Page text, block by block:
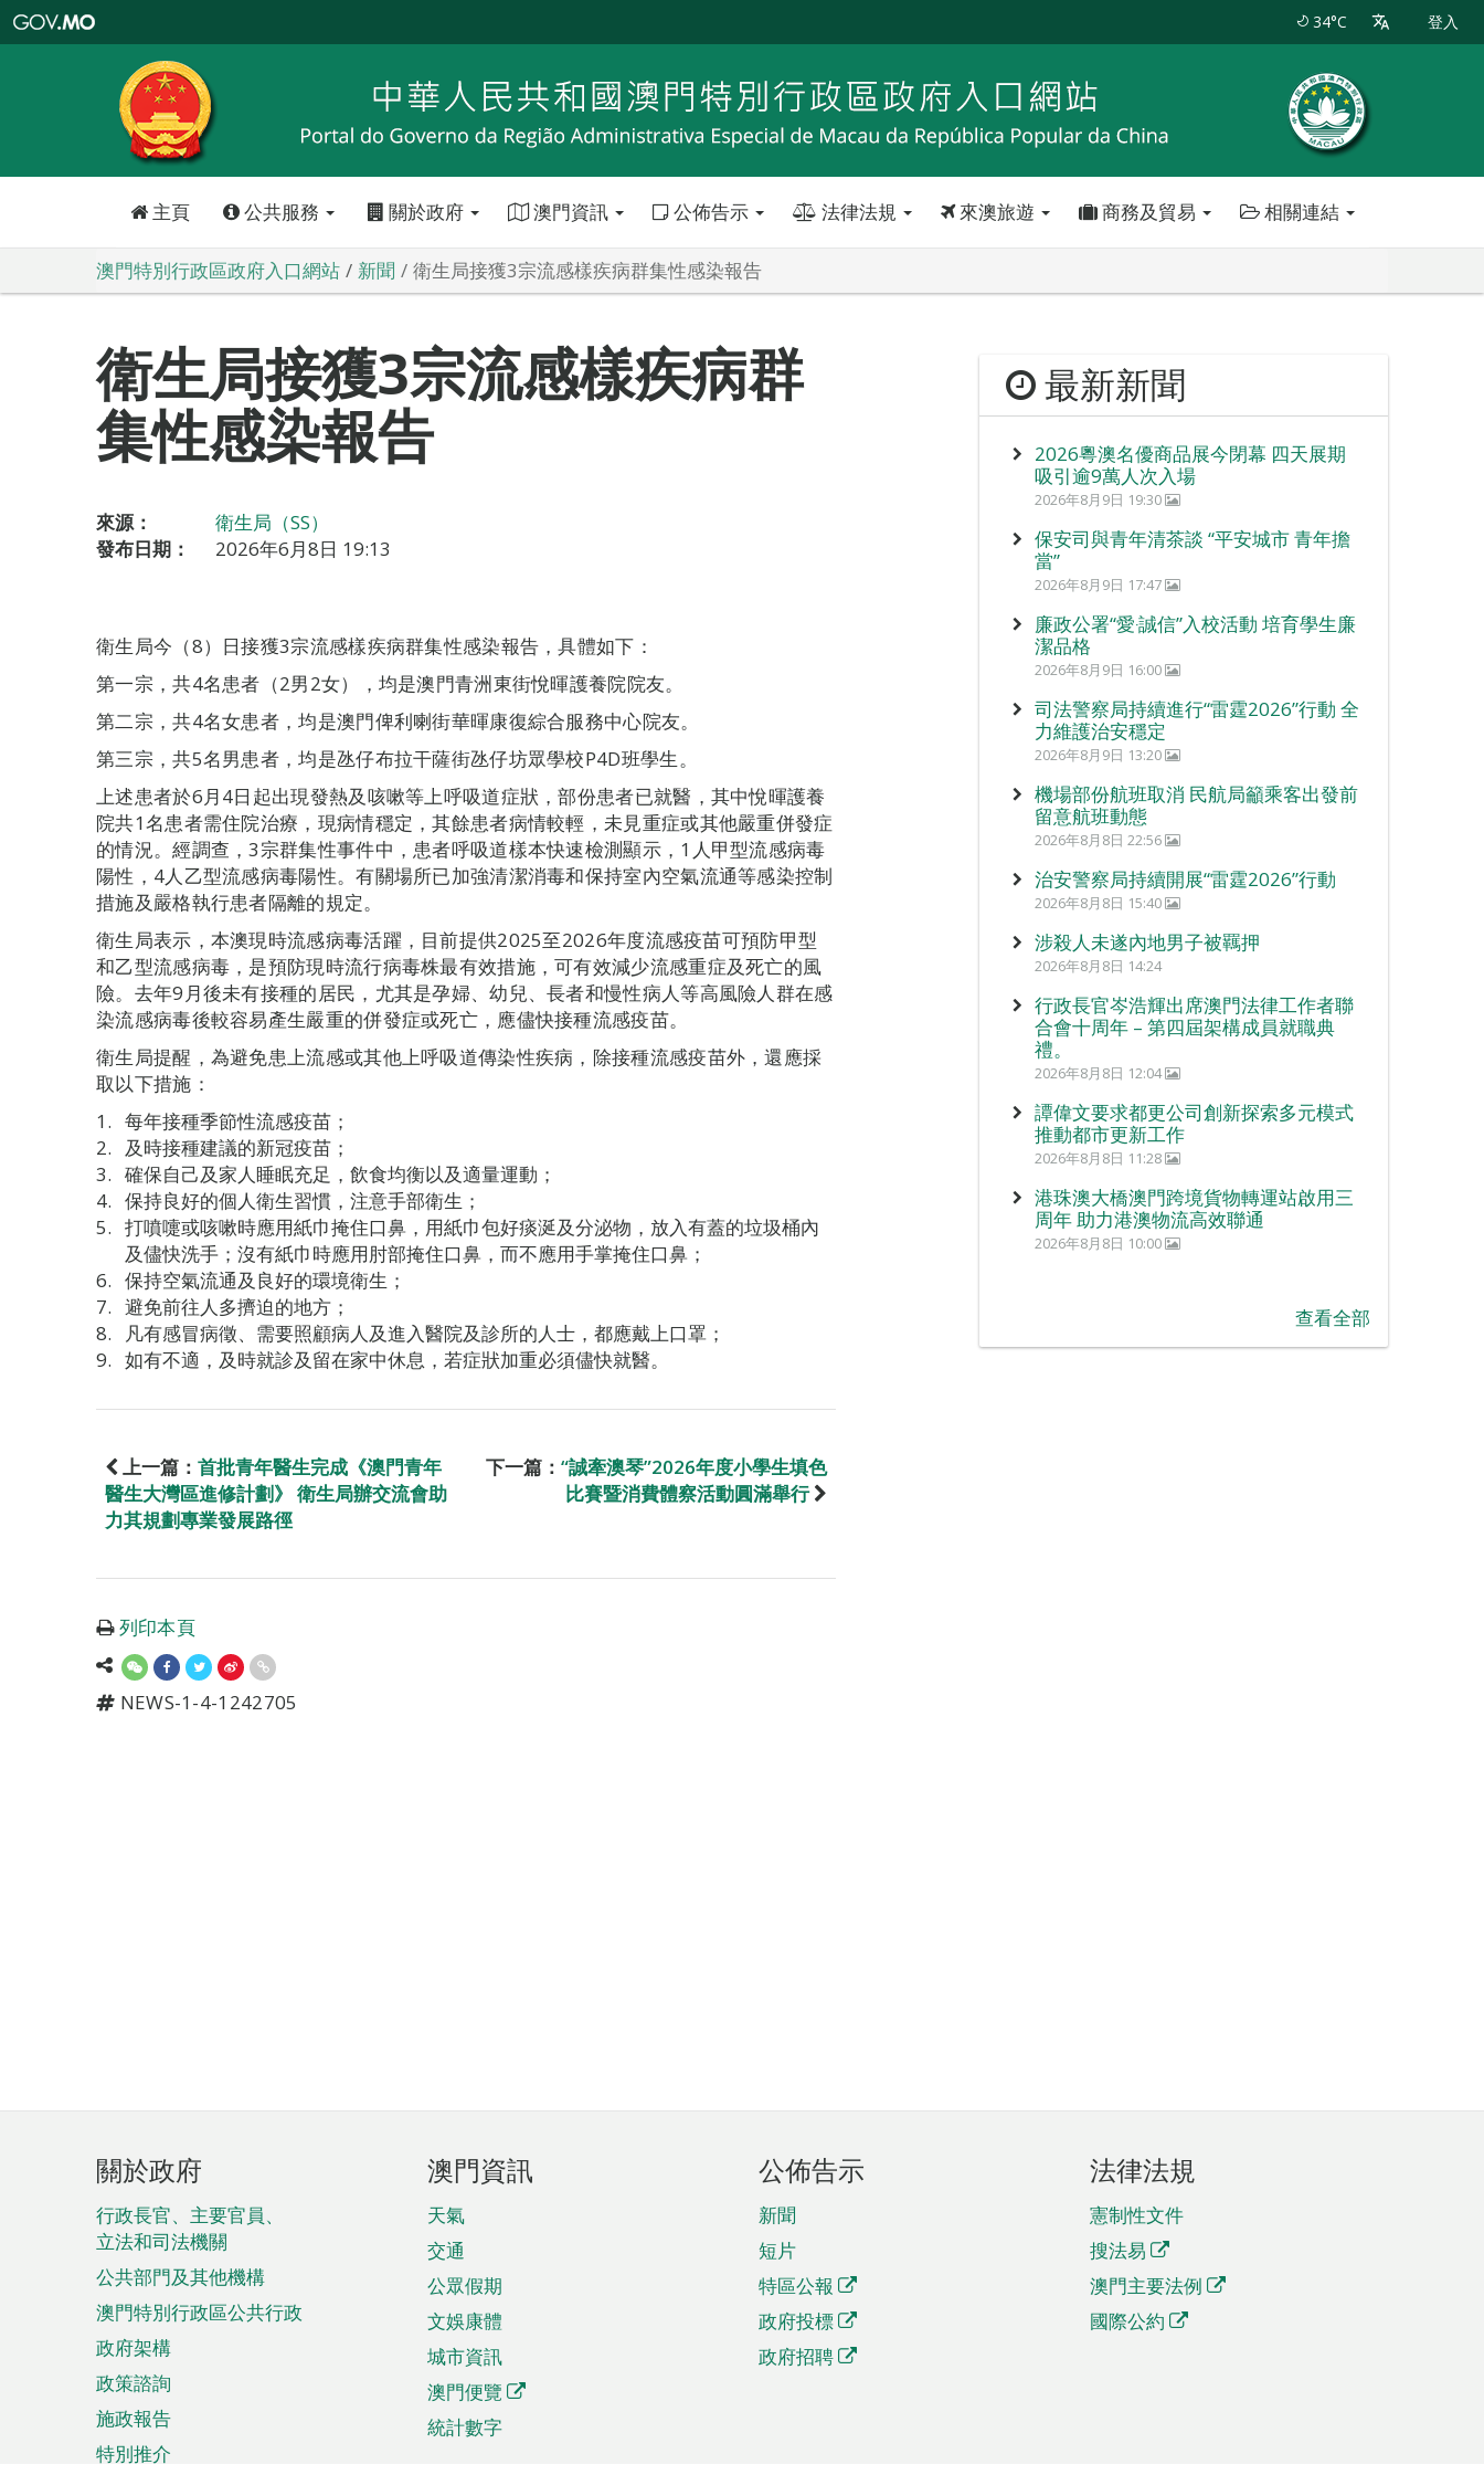
特
政
區
政
口
34°C 登入
主頁 公共服務 關於政府 澳門資訊 公佈告示 法律法規 來澳旅遊 商務及貿易 相關連結
澳門特別行政區政府入口網站 新聞 衛生局接獲3宗流感樣疾病群集性感染報告
衛生局接獲3宗流感樣疾病群
集性感染報告
來源：
衛生局（SS）
發布日期：
2026年6月8日 19:13
衛生局今（8）日接獲3宗流感樣疾病群集性感染報告，具體如下：
第一宗，共4名患者（2男2女），均是澳門青洲東街悅暉護養院院友。
第二宗，共4名女患者，均是澳門俾利喇街華暉康復綜合服務中心院友。
第三宗，共5名男患者，均是氹仔布拉干薩街氹仔坊眾學校P4D班學生。
上述患者於6月4日起出現發熱及咳嗽等上呼吸道症狀，部份患者已就醫，其中悅暉護養
院共1名患者需住院治療，現病情穩定，其餘患者病情較輕，未見重症或其他嚴重併發症
的情況。經調查，3宗群集性事件中，患者呼吸道樣本快速檢測顯示，1人甲型流感病毒
陽性，4人乙型流感病毒陽性。有關場所已加強清潔消毒和保持室內空氣流通等感染控制
措施及嚴格執行患者隔離的規定。
衛生局表示，本澳現時流感病毒活躍，目前提供2025至2026年度流感疫苗可預防甲型
和乙型流感病毒，是預防現時流行病毒株最有效措施，可有效減少流感重症及死亡的風
險。去年9月後未有接種的居民，尤其是孕婦、幼兒、長者和慢性病人等高風險人群在感
染流感病毒後較容易產生嚴重的併發症或死亡，應儘快接種流感疫苗。
衛生局提醒，為避免患上流感或其他上呼吸道傳染性疾病，除接種流感疫苗外，還應採
取以下措施：
每年接種季節性流感疫苗；
及時接種建議的新冠疫苗；
確保自己及家人睡眠充足，飲食均衡以及適量運動；
保持良好的個人衛生習慣，注意手部衛生；
打噴嚏或咳嗽時應用紙巾掩住口鼻，用紙巾包好痰涎及分泌物，放入有蓋的垃圾桶內
及儘快洗手；沒有紙巾時應用肘部掩住口鼻，而不應用手掌掩住口鼻；
保持空氣流通及良好的環境衛生；
避免前往人多擠迫的地方；
凡有感冒病徵、需要照顧病人及進入醫院及診所的人士，都應戴上口罩；
如有不適，及時就診及留在家中休息，若症狀加重必須儘快就醫。
上一篇： 首批青年醫生完成《澳門青年
醫生大灣區進修計劃》 衛生局辦交流會助
力其規劃專業發展路徑
下一篇： “誠牽澳琴”2026年度小學生填色
比賽暨消費體察活動圓滿舉行
列印本頁
NEWS-1-4-1242705
最新新聞
2026粵澳名優商品展今閉幕 四天展期
吸引逾9萬人次入場
2026年8月9日 19:30
保安司與青年清茶談 “平安城市 青年擔
當”
2026年8月9日 17:47
廉政公署“愛‧誠信”入校活動 培育學生廉
潔品格
2026年8月9日 16:00
司法警察局持續進行“雷霆2026”行動 全
力維護治安穩定
2026年8月9日 13:20
機場部份航班取消 民航局籲乘客出發前
留意航班動態
2026年8月8日 22:56
治安警察局持續開展“雷霆2026”行動
2026年8月8日 15:40
涉殺人未遂內地男子被羈押
2026年8月8日 14:24
行政長官岑浩輝出席澳門法律工作者聯
合會十周年 – 第四屆架構成員就職典
禮。
2026年8月8日 12:04
譚偉文要求都更公司創新探索多元模式
推動都市更新工作
2026年8月8日 11:28
港珠澳大橋澳門跨境貨物轉運站啟用三
周年 助力港澳物流高效聯通
2026年8月8日 10:00
查看全部
頁
腳
菜
單
關於政府
行政長官、主要官員、
立法和司法機關
公共部門及其他機構
澳門特別行政區公共行政
政府架構
政策諮詢
施政報告
特別推介
澳門資訊
天氣
交通
公眾假期
文娛康體
城市資訊
澳門便覽
統計數字
公佈告示
新聞
短片
特區公報
政府投標
政府招聘
法律法規
憲制性文件
搜法易
澳門主要法例
國際公約